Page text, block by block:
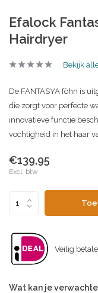
Efalock
Hairdryer
Bekijk
De FANTASYA föhn is
die zorgt voor perfecte
innovatieve functie
vochtigheid in het haar
€139,95
Excl. btw
Veilig
Wat kan je